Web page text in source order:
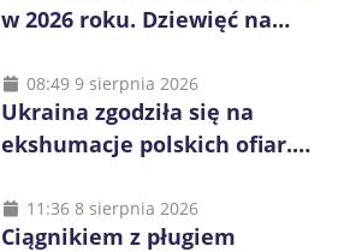
w 2026 roku. Dziewięć na
08:49 9 sierpnia 2026
Ukraina zgodziła się na
ekshumacje polskich ofiar.
i Ugły
11:36 8 sierpnia 2026
Ciągnikiem z pługiem